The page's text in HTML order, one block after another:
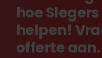
hoe
helpen!
offerte aan.